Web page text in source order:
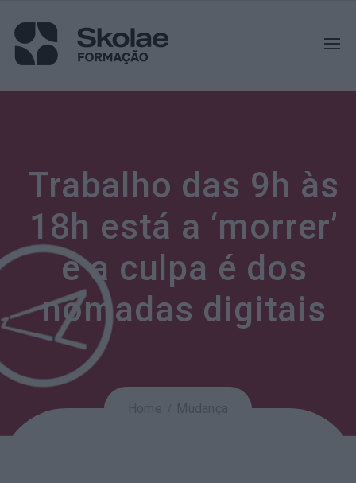
Trabalho das 9h às
18h está a ‘morrer’
e a culpa é dos
nómadas digitais